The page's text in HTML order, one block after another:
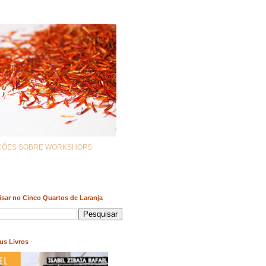
SOBRE WORKSHOPS
no Cinco Quartos de Laranja
Livros